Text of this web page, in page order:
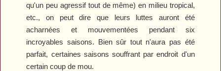
qu'un peu agressif tout de même) en milieu tropical,
etc., on peut dire que leurs luttes auront été
acharnées et mouvementées pendant six
incroyables saisons. Bien sûr tout n'aura pas été
parfait, certaines saisons souffrant par endroit d'un
certain coup de mou.